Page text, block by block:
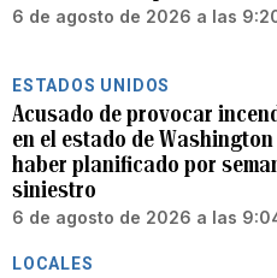
6 de agosto de 2026 a las
ESTADOS UNIDOS
Acusado de provocar
en el estado de
haber planificado por
siniestro
6 de agosto de 2026 a las
LOCALES